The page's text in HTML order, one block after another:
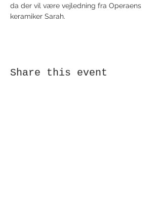
da der vil være vejledning fra Operaens
keramiker Sarah.
Share this event